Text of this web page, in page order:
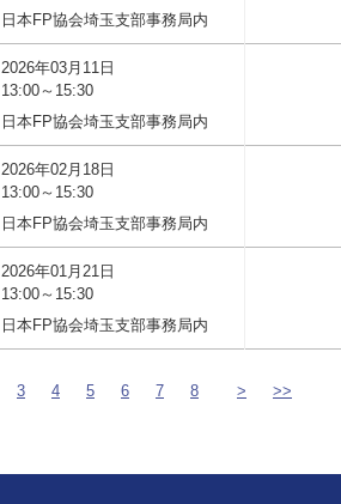
日本FP協会埼玉支部事務局内
2026年03月11日
13:00～15:30
日本FP協会埼玉支部事務局内
2026年02月18日
13:00～15:30
日本FP協会埼玉支部事務局内
2026年01月21日
13:00～15:30
日本FP協会埼玉支部事務局内
3 4 5 6 7 8 > >>